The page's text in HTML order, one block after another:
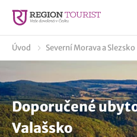
Úvod Severní Morava a Slezsko
Doporučené
Valašsko